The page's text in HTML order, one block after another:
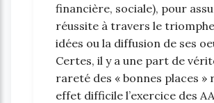
financière, sociale), pour
réussite à travers le
idées ou la diffusion de ses
Certes, il y a une part de
rareté des « bonnes places »
effet difficile l’exercice des